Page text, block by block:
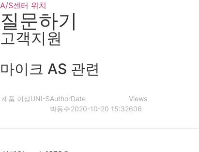
A/S센터 위치
질문하기
고객지원
마이크 AS 관련
제품 이상UNI-SAuthor
박동수
Date
2020-10-20 15:32
Views
606